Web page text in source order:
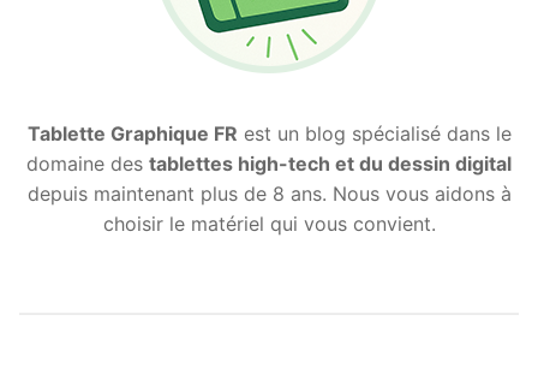
Tablette Graphique FR est un blog spécialisé dans le
domaine des tablettes high-tech et du dessin digital
depuis maintenant plus de 8 ans. Nous vous aidons à
choisir le matériel qui vous convient.